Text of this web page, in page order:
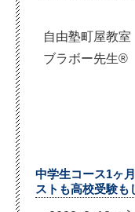
自由塾町屋教室
ブラボー先生®
中学生コース1ヶ
ストも高校受験も